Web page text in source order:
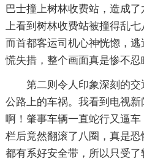
巴士撞上树林收费站，造成
上看到树林收费站被撞得乱七
而首都客运司机心神恍惚，
慌失措，整个画面真是惨不忍
第二则令人印象深刻的
公路上的车祸。我看到电视
啊！肇事车辆一直蛇行又逼
栏后竟然翻滚了八圈，真是
都有系好安全带，所以只受